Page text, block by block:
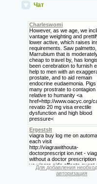
Чат
Для добавления
авторизация